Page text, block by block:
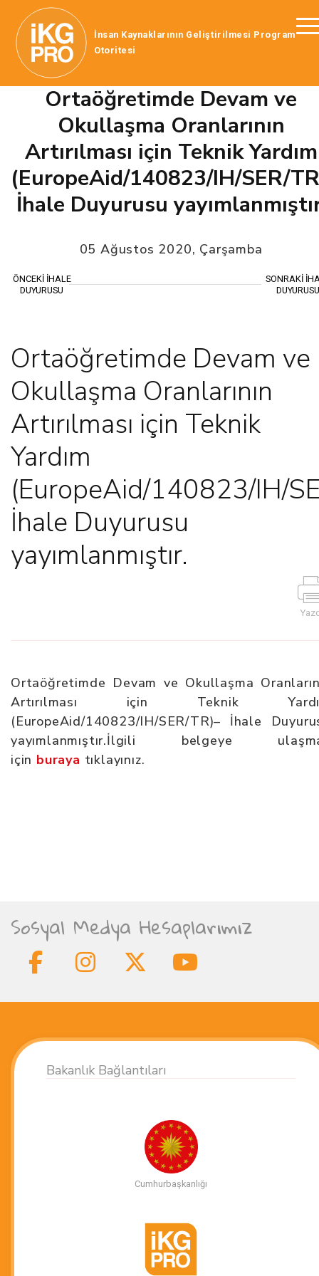
İnsan Kaynaklarının Geliştirilmesi Program
Otoritesi
Ortaöğretimde Devam ve
Okullaşma Oranlarının
Artırılması için Teknik Yardım
(EuropeAid/140823/IH/SER/
İhale Duyurusu
05 Ağustos 2020, Çarşamba
ÖNCEKİ İHALE
DUYURUSU
SONRAKİ
Ortaöğretimde Devam ve
Okullaşma Oranlarının
Artırılması için Teknik
Yardım
(EuropeAid/140823/IH/
İhale Duyurusu
yayımlanmıştır.
Ortaöğretimde Devam ve Okullaşma
Artırılması için Teknik
(EuropeAid/140823/IH/SER/TR)– İhale
yayımlanmıştır.İlgili belgeye
için buraya tıklayınız.
Sosyal Medya Hesaplarımız
Bakanlık Bağlantıları
Cumhurbaşkanlığı